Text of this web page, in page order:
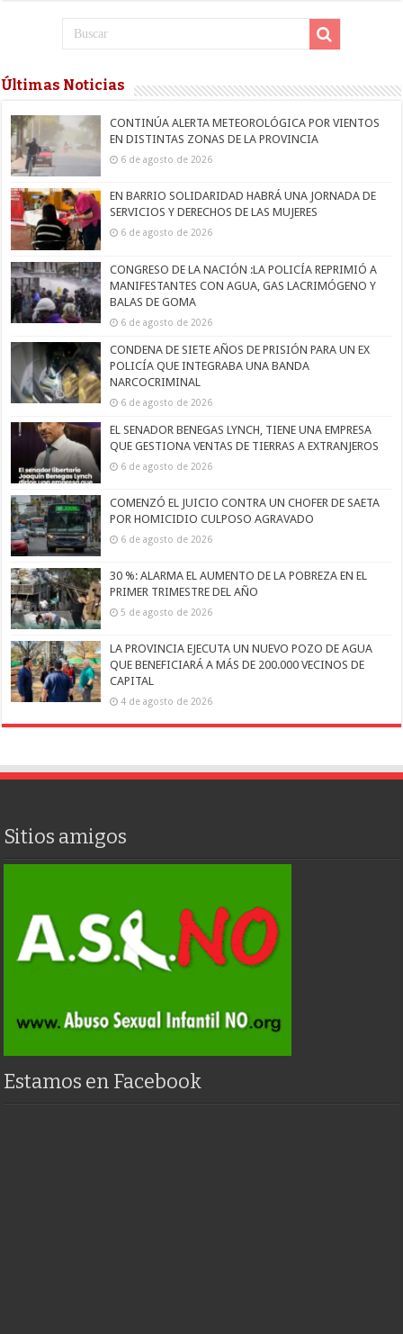
Últimas Noticias
CONTINÚA ALERTA METEOROLÓGICA POR VIENTOS
EN DISTINTAS ZONAS DE LA PROVINCIA
6 de agosto de 2026
EN BARRIO SOLIDARIDAD HABRÁ UNA JORNADA DE
SERVICIOS Y DERECHOS DE LAS MUJERES
6 de agosto de 2026
CONGRESO DE LA NACIÓN :LA POLICÍA REPRIMIÓ A
MANIFESTANTES CON AGUA, GAS LACRIMÓGENO Y
BALAS DE GOMA
6 de agosto de 2026
CONDENA DE SIETE AÑOS DE PRISIÓN PARA UN EX
POLICÍA QUE INTEGRABA UNA BANDA
NARCOCRIMINAL
6 de agosto de 2026
EL SENADOR BENEGAS LYNCH, TIENE UNA EMPRESA
QUE GESTIONA VENTAS DE TIERRAS A EXTRANJEROS
6 de agosto de 2026
COMENZÓ EL JUICIO CONTRA UN CHOFER DE SAETA
POR HOMICIDIO CULPOSO AGRAVADO
6 de agosto de 2026
30 %: ALARMA EL AUMENTO DE LA POBREZA EN EL
PRIMER TRIMESTRE DEL AÑO
5 de agosto de 2026
LA PROVINCIA EJECUTA UN NUEVO POZO DE AGUA
QUE BENEFICIARÁ A MÁS DE 200.000 VECINOS DE
CAPITAL
4 de agosto de 2026
Sitios amigos
Estamos en Facebook